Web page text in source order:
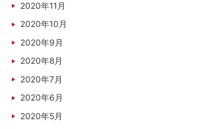
2020年11月
2020年10月
2020年9月
2020年8月
2020年7月
2020年6月
2020年5月